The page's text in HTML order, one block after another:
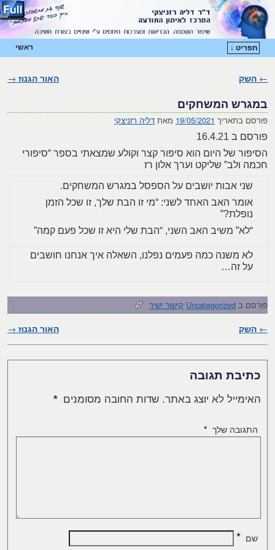
ראשי
תפריט ↓
ניווט בפוסטים
← השק האור הגנוז →
במגרש המשחקים
פורסם בתאריך 19/05/2021 מאת דליה רזניצקי
פורסם ב 16.4.21
הסיפור של היום הוא סיפור קצר וקולע שמצאתי בספר “סיפורי
חכמה ולב” שליקט וערך אלון רז
שני אבות יושבים על הספסל במגרש המשחקים.
אומר האב האחד לשני: “מי זו הבת שלך, זו שכל הזמן
נופלת?”
“לא” משיב האב השני, “הבת שלי היא זו שכל פעם קמה”
לא משנה כמה פעמים נפלנו, השאלה איך אנחנו חושבים
על זה…
פורסם ב Uncategorized קישור ישיר
ניווט בפוסטים
← השק האור הגנוז →
כתיבת תגובה
האימייל לא יוצג באתר. שדות החובה מסומנים *
התגובה שלך *
שם *